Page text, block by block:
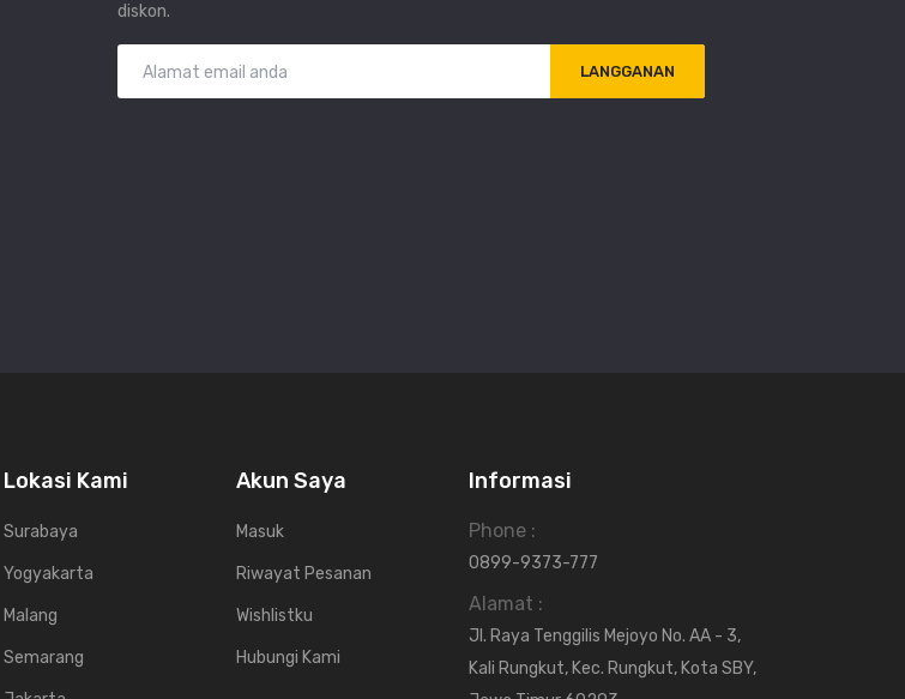
diskon.
LANGGANAN
Lokasi Kami
Surabaya
Yogyakarta
Malang
Semarang
Akun Saya
Masuk
Riwayat Pesanan
Wishlistku
Hubungi Kami
Informasi
Phone :
0899-9373-777
Alamat :
Jl. Raya Tenggilis Mejoyo No. AA - 3,
Kali Rungkut, Kec. Rungkut, Kota SBY,